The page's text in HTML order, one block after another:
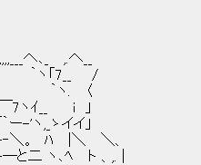
_ ,.へ__
7__ /
. 〈
ｲ__ i 」
,_ゝイイ」
ﾊ |＼ ＼、
ヽ､ﾍ ト 、,. | あ、